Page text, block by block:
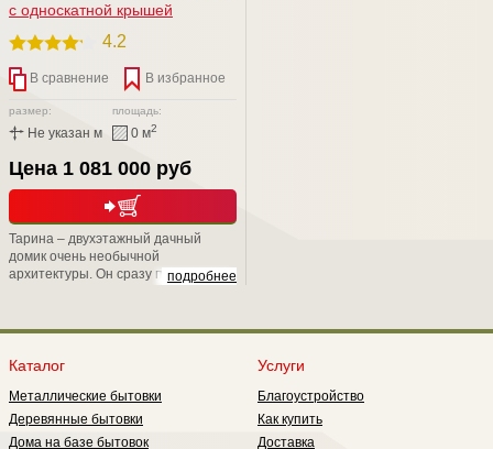
с односкатной крышей
4.2
В сравнение В избранное
размер:
Не указан м
площадь:
0 м2
Цена 1 081 000 руб
подробнее
Тарина – двухэтажный дачный
домик очень необычной
архитектуры. Он сразу привлекает
которое обеспечивает практически
очень практичен: вы наверняка
комфортную температуру в
помещениях первого этажа,
Каталог
Металлические бытовки
Деревянные бытовки
Дома на базе бытовок
Услуги
Благоустройство
Как купить
Доставка